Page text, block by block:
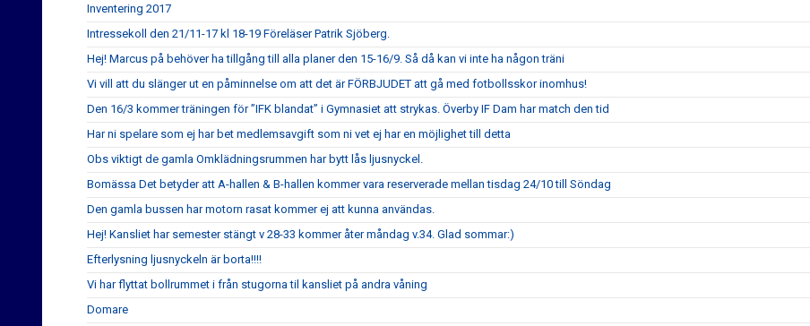
Inventering 2017
Intressekoll den 21/11-17 kl 18-19 Föreläser Patrik Sjöberg.
Hej! Marcus på behöver ha tillgång till alla planer den 15-16/9. Så då kan vi inte ha någon träni
Vi vill att du slänger ut en påminnelse om att det är FÖRBJUDET att gå med fotbollsskor inomhus!
Den 16/3 kommer träningen för ”IFK blandat” i Gymnasiet att strykas. Överby IF Dam har match den tid
Har ni spelare som ej har bet medlemsavgift som ni vet ej har en möjlighet till detta
Obs viktigt de gamla Omklädningsrummen har bytt lås ljusnyckel.
Bomässa Det betyder att A-hallen & B-hallen kommer vara reserverade mellan tisdag 24/10 till Söndag
Den gamla bussen har motorn rasat kommer ej att kunna användas.
Hej! Kansliet har semester stängt v 28-33 kommer åter måndag v.34. Glad sommar:)
Efterlysning ljusnyckeln är borta!!!!
Vi har flyttat bollrummet i från stugorna til kansliet på andra våning
Domare